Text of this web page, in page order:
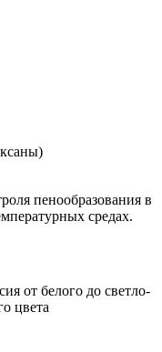
пенообразования в
средах.
от белого до светло-
цвета